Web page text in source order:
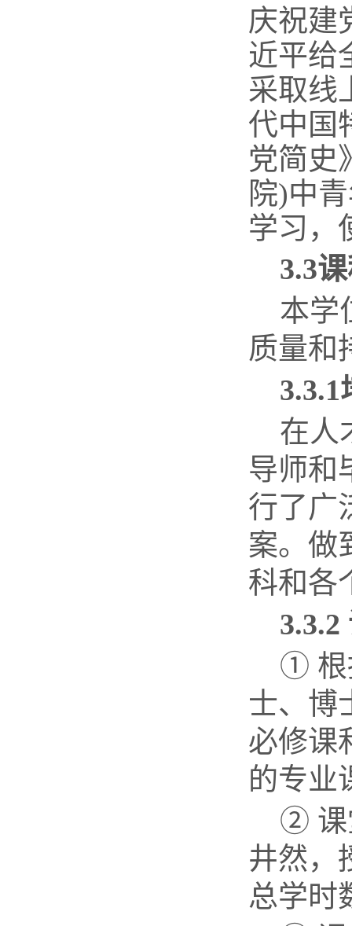
庆祝建
近平给
采取线
代中国
党简史
院)中
学习，
3.3
本学
质量和
3.3.1
在人
导师和
行了广
案。做
科和各
3.3.2
① 根
士、博
必修课
的专业
② 课
井然，
总学时